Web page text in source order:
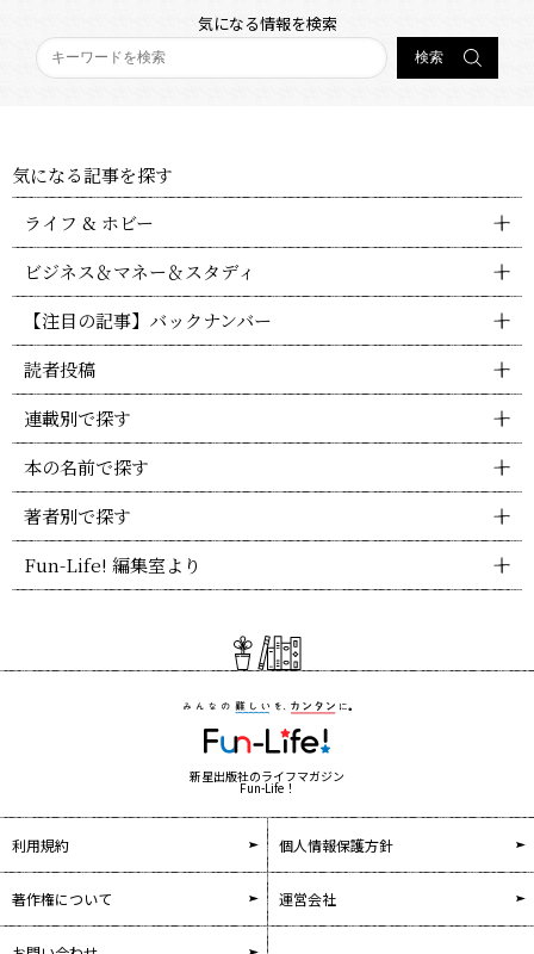
気になる情報を検索
気になる記事を探す
ライフ & ホビー
ビジネス＆マネー＆スタディ
【注目の記事】バックナンバー
読者投稿
連載別で探す
本の名前で探す
著者別で探す
Fun-Life! 編集室より
新星出版社のライフマガジン
Fun-Life！
利用規約 個人情報保護方針
著作権について 運営会社